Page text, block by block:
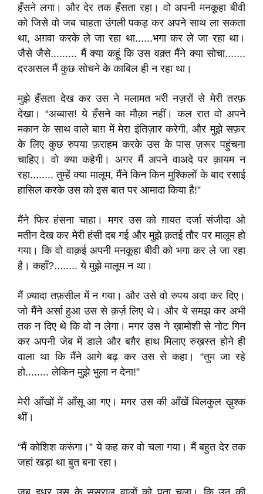
हँसने लगा। और देर तक हँसता रहा। वो अपनी मनकूहा बीवी
को जिसे वो जब चाहता उंगली पकड़ कर अपने साथ ला सकता
था, अग़वा करके ले जा रहा था......भगा कर ले जा रहा था।
जैसे जैसे......... मैं क्या कहूं कि उस वक़्त मैंने क्या सोचा.......
दरअसल मैं कुछ सोचने के काबिल ही न रहा था।
मुझे हँसता देख कर उस ने मलामत भरी नज़रों से मेरी तरफ़
देखा। “अब्बास! ये हँसने का मौक़ा नहीं। कल रात वो अपने
मकान के साथ वाले बाग़ में मेरा इंतिज़ार करेगी, और मुझे सफ़र
के लिए कुछ रुपया फ़राहम करके उस के पास ज़रूर पहुंचना
चाहिए। वो क्या कहेगी। अगर मैं अपने वाअदे पर क़ायम न
रहा........ तुम्हें क्या मालूम, मैंने किन किन मुश्किलों के बाद रसाई
हासिल करके उस को इस बात पर आमादा किया है!”
मैंने फिर हंसना चाहा। मगर उस को ग़ायत दर्जा संजीदा ओ
मतीन देख कर मेरी हंसी दब गई और मुझे क़तई तौर पर मालूम हो
गया। कि वो वाक़ई अपनी मनकूहा बीवी को भगा कर ले जा रहा
है। कहाँ?........ ये मुझे मालूम न था।
मैं ज़्यादा तफ़सील में न गया। और उसे वो रुपय अदा कर दिए।
जो मैंने अर्सा हुआ उस से क़र्ज़ लिए थे। और ये समझ कर अभी
तक न दिए थे कि वो न लेगा। मगर उस ने ख़ामोशी से नोट गिन
कर अपनी जेब में डाले और बग़ैर हाथ मिलाए रुख़स्त होने ही
वाला था कि मैंने आगे बढ़ कर उस से कहा। “तुम जा रहे
हो........ लेकिन मुझे भुला न देना!”
मेरी आँखों में आँसू आ गए। मगर उस की आँखें बिलकुल ख़ुश्क
थीं।
“मैं कोशिश करूंगा।” ये कह कर वो चला गया। मैं बहुत देर तक
जहां खड़ा था बुत बना रहा।